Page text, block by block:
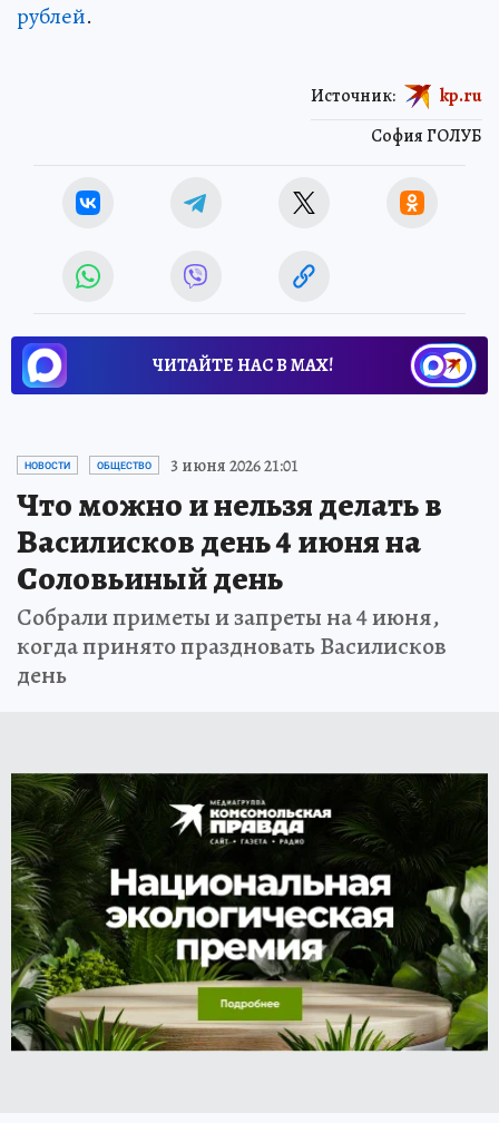
рублей.
София ГОЛУБ
Источник: kp.ru
ЧИТАЙТЕ НАС В МАХ!
НОВОСТИ ОБЩЕСТВО 3 июня 2026 21:01
Что можно и нельзя делать в
Василисков день 4 июня на
Соловьиный день
Собрали приметы и запреты на 4 июня,
когда принято праздновать Василисков
день